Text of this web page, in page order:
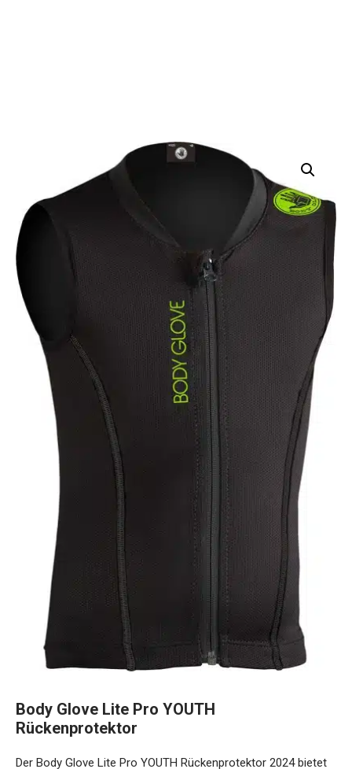
Rückenprotektor
bietet dir leichten, maximalen Schutz dank BIOFLEX PAD